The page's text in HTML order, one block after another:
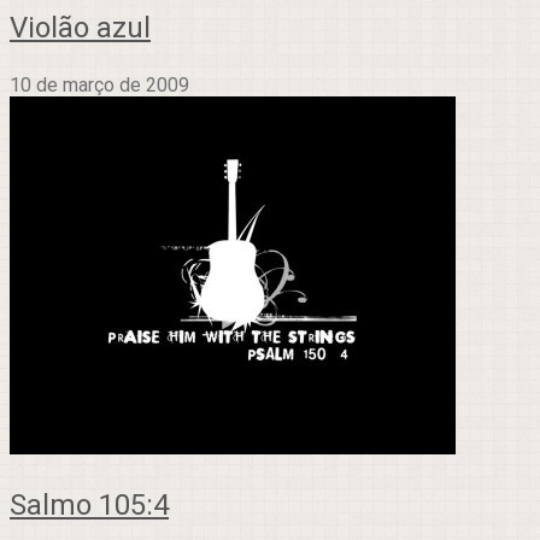
Violão azul
10 de março de 2009
Salmo 105:4